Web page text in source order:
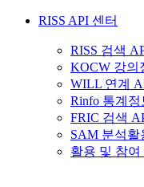
RISS API 센터
RISS 검색
KOCW 강의
WILL 연계
Rinfo 통계정
FRIC 검색
SAM 분석활
활용 및 참여